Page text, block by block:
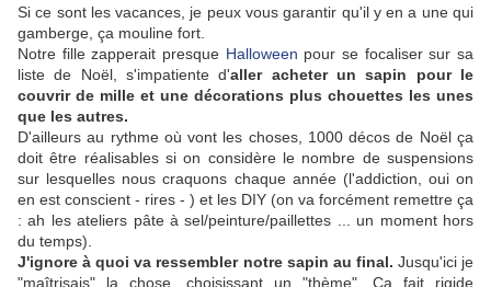
Si ce sont les vacances, je peux vous garantir qu'il y en a une qui
gamberge, ça mouline fort.
Notre fille zapperait presque Halloween pour se focaliser sur sa
liste de Noël, s'impatiente d'aller acheter un sapin pour le
couvrir de mille et une décorations plus chouettes les unes
que les autres.
D'ailleurs au rythme où vont les choses, 1000 décos de Noël ça
doit être réalisables si on considère le nombre de suspensions
sur lesquelles nous craquons chaque année (l'addiction, oui on
en est conscient - rires - ) et les DIY (on va forcément remettre ça
: ah les ateliers pâte à sel/peinture/paillettes ... un moment hors
du temps).
J'ignore à quoi va ressembler notre sapin au final. Jusqu'ici je
"maîtrisais" la chose, choisissant un "thème". Ca fait rigide